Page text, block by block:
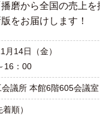
磨から全国の売上を
をお届けします！
月14日（金）
16：00
議所 本館6階605会議室
順）